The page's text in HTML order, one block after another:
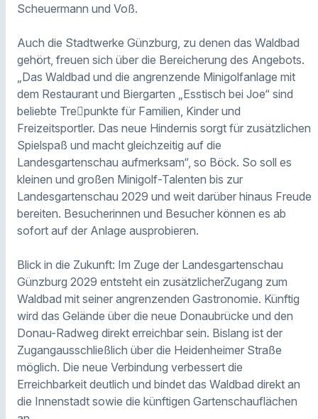
Scheuermann und Voß.
Auch die Stadtwerke Günzburg, zu denen das Waldbad
gehört, freuen sich über die Bereicherung des Angebots.
„Das Waldbad und die angrenzende Minigolfanlage mit
dem Restaurant und Biergarten „Esstisch bei Joe“ sind
beliebte Tre􀆯punkte für Familien, Kinder und
Freizeitsportler. Das neue Hindernis sorgt für zusätzlichen
Spielspaß und macht gleichzeitig auf die
Landesgartenschau aufmerksam“, so Böck. So soll es
kleinen und großen Minigolf-Talenten bis zur
Landesgartenschau 2029 und weit darüber hinaus Freude
bereiten. Besucherinnen und Besucher können es ab
sofort auf der Anlage ausprobieren.
Blick in die Zukunft: Im Zuge der Landesgartenschau
Günzburg 2029 entsteht ein zusätzlicherZugang zum
Waldbad mit seiner angrenzenden Gastronomie. Künftig
wird das Gelände über die neue Donaubrücke und den
Donau-Radweg direkt erreichbar sein. Bislang ist der
Zugangausschließlich über die Heidenheimer Straße
möglich. Die neue Verbindung verbessert die
Erreichbarkeit deutlich und bindet das Waldbad direkt an
die Innenstadt sowie die künftigen Gartenschauflächen